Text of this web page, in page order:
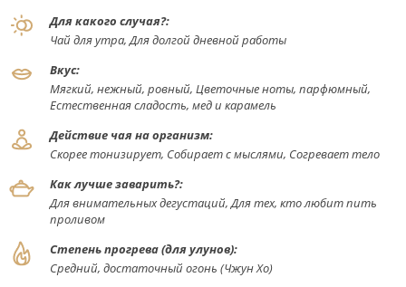
Для какого случая?:
Чай для утра, Для долгой дневной работы
Вкус:
Мягкий, нежный, ровный, Цветочные ноты, парфюмный,
Естественная сладость, мед и карамель
Действие чая на организм:
Скорее тонизирует, Собирает с мыслями, Согревает тело
Как лучше заварить?:
Для внимательных дегустаций, Для тех, кто любит пить
проливом
Степень прогрева (для улунов):
Средний, достаточный огонь (Чжун Хо)